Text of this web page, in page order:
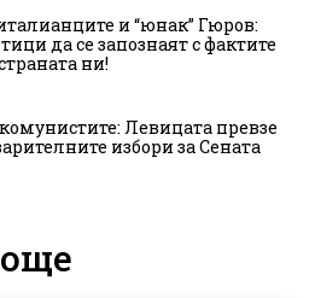
и “юнак” Гюров:
да се запознаят с фактите
ни!
Левицата превзе
избори за Сената